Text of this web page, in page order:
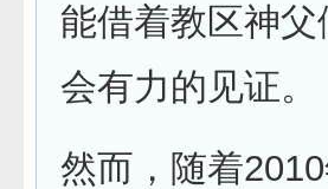
能借着教区神
会有力的见证
然而，随着